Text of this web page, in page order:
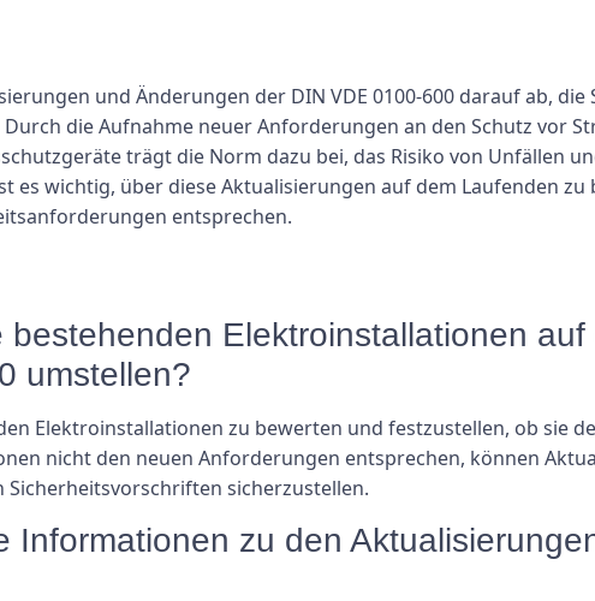
und Änderungen der DIN VDE 0100-600 darauf ab,
die Aufnahme neuer Anforderungen an den Schutz vor
trägt die Norm dazu bei, das Risiko von Unfällen
es wichtig, über diese Aktualisierungen auf dem Laufenden
entsprechen.
bestehenden Elektroinstallationen
umstellen?
Elektroinstallationen zu bewerten und festzustellen, ob sie
nicht den neuen Anforderungen entsprechen, können
sicherzustellen.
Informationen zu den